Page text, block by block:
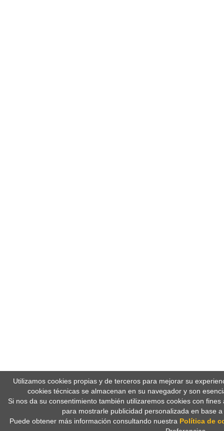
Utilizamos cookies propias y de terceros para mejorar su
cookies técnicas se almacenan en su navegador y son
Si nos da su consentimiento también utilizaremos cookies con
para mostrarle publicidad personalizada en base
Puede obtener más información consultando nuestra Política de